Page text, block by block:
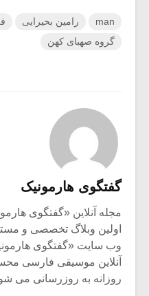
man رامین بحیرایی
گروه صهبای کهن
گفتگوی هارمونیک
اولین وبلاگ تخصصی و
وب سایت «گفتگوی
آنلاین موسیقی فارسی
روزانه به روزرسانی می